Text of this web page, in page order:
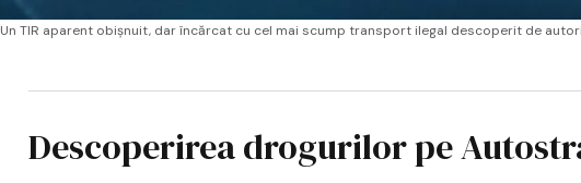
Un TIR aparent obișnuit, dar încărcat cu cel mai scump transport ilegal descoperit de
Descoperirea drogurilor pe